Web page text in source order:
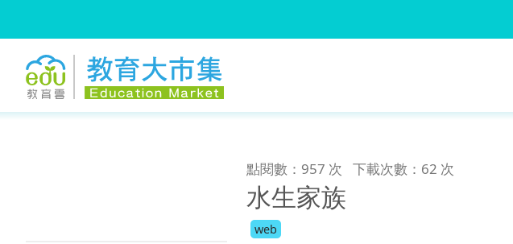
點閱數：957 次 下載次數：62 次
水生家族
web